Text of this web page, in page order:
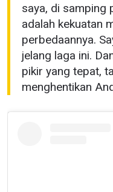
saya, di samping
adalah kekuatan
perbedaannya.
jelang laga ini.
pikir yang tepat,
menghentikan